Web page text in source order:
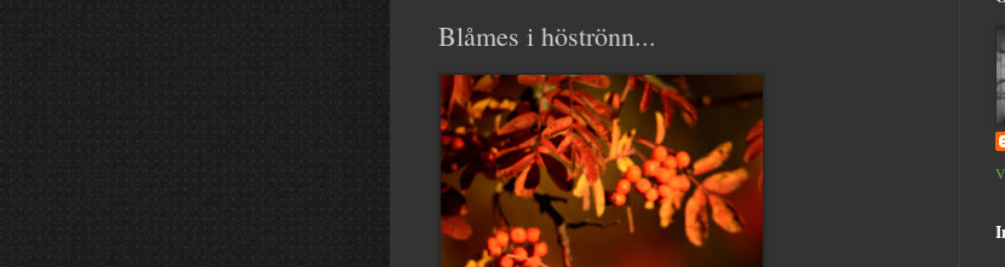
Blåmes i höströnn...